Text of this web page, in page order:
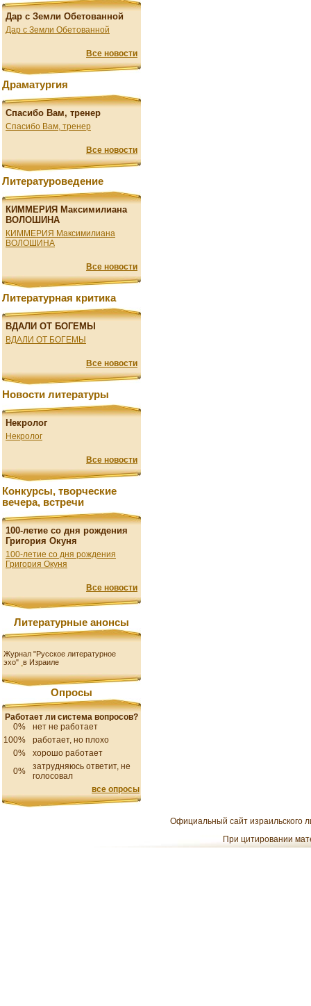
Дар с Земли Обетованной
Дар с Земли Обетованной
Все новости
Драматургия
Спасибо Вам, тренер
Спасибо Вам, тренер
Все новости
Литературоведение
КИММЕРИЯ Максимилиана
ВОЛОШИНА
КИММЕРИЯ Максимилиана
ВОЛОШИНА
Все новости
Литературная критика
ВДАЛИ ОТ БОГЕМЫ
ВДАЛИ ОТ БОГЕМЫ
Все новости
Новости литературы
Некролог
Некролог
Все новости
Конкурсы, творческие
вечера, встречи
100-летие со дня рождения
Григория Окуня
100-летие со дня рождения
Григория Окуня
Все новости
Литературные анонсы
Журнал "Русское литературное
эхо" в Израиле
Опросы
Работает ли система вопросов?
0%
нет не работает
100%
работает, но плохо
0%
хорошо работает
0%
затрудняюсь ответит, не
голосовал
все опросы
Официальный сайт израильского
При цитировании